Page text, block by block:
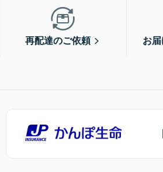
再配達のご依頼 お